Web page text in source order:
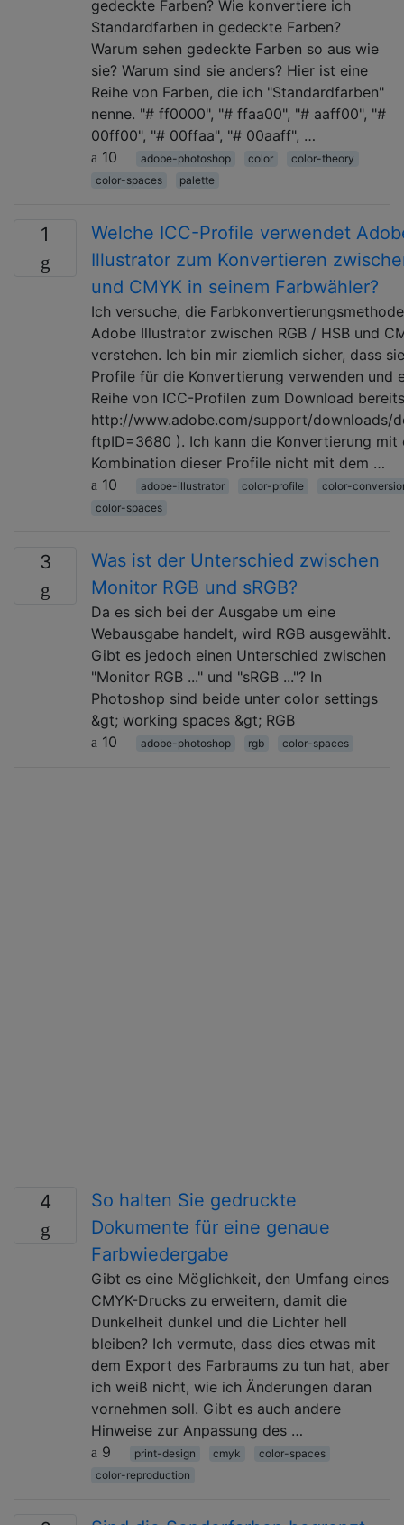
gedeckte Farben? Wie konvertiere ich
Standardfarben in gedeckte Farben?
Warum sehen gedeckte Farben so aus wie
sie? Warum sind sie anders? Hier ist eine
Reihe von Farben, die ich "Standardfarben"
nenne. "# ff0000", "# ffaa00", "# aaff00", "#
00ff00", "# 00ffaa", "# 00aaff", …
10
adobe-photoshop color
color-theory
color-spaces
palette
1
Welche ICC-Profile verwendet
Illustrator zum Konvertieren
und CMYK in seinem Farbwähler?
Ich versuche, die
Adobe Illustrator zwischen RGB / HSB und
verstehen. Ich bin mir ziemlich sicher, dass
Profile für die Konvertierung verwenden und
Reihe von ICC-Profilen zum Download
http://www.adobe.com/support/downloads/
ftpID=3680 ). Ich kann die Konvertierung mit
Kombination dieser Profile nicht mit dem …
10
adobe-illustrator color-profile
color-
color-spaces
3
Was ist der Unterschied zwischen
Monitor RGB und sRGB?
Da es sich bei der Ausgabe um eine
Webausgabe handelt, wird RGB ausgewählt.
Gibt es jedoch einen Unterschied zwischen
"Monitor RGB ..." und "sRGB ..."? In
Photoshop sind beide unter color settings
&gt; working spaces &gt; RGB
10
adobe-photoshop rgb color-spaces
4
So halten Sie gedruckte
Dokumente für eine genaue
Farbwiedergabe
Gibt es eine Möglichkeit, den Umfang eines
CMYK-Drucks zu erweitern, damit die
Dunkelheit dunkel und die Lichter hell
bleiben? Ich vermute, dass dies etwas mit
dem Export des Farbraums zu tun hat, aber
ich weiß nicht, wie ich Änderungen daran
vornehmen soll. Gibt es auch andere
Hinweise zur Anpassung des …
9
print-design cmyk
color-spaces
color-reproduction